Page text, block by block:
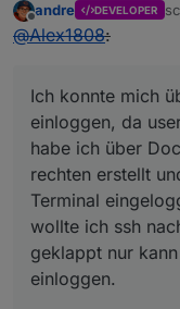
Offline
andre DEVELOPER
@Alex1808:
Ich konnte mich
einloggen, da
habe ich über
rechten erstellt
Terminal
wollte ich ssh
geklappt nur
einloggen.